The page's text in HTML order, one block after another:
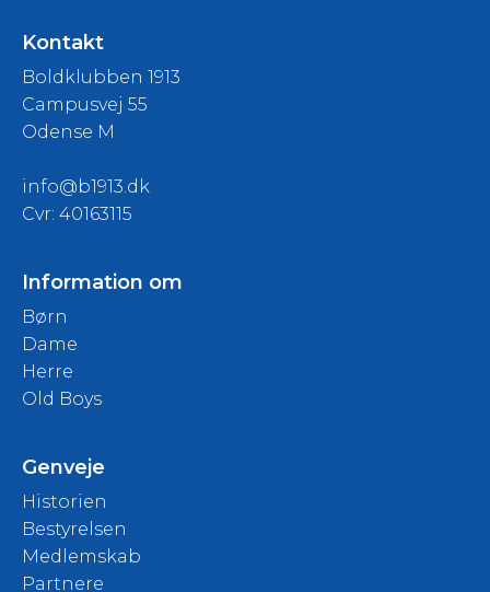
Kontakt
Boldklubben 1913
Campusvej 55
Odense M
info@b1913.dk
Cvr: 40163115
Information om
Børn
Dame
Herre
Old Boys
Genveje
Historien
Bestyrelsen
Medlemskab
Partnere